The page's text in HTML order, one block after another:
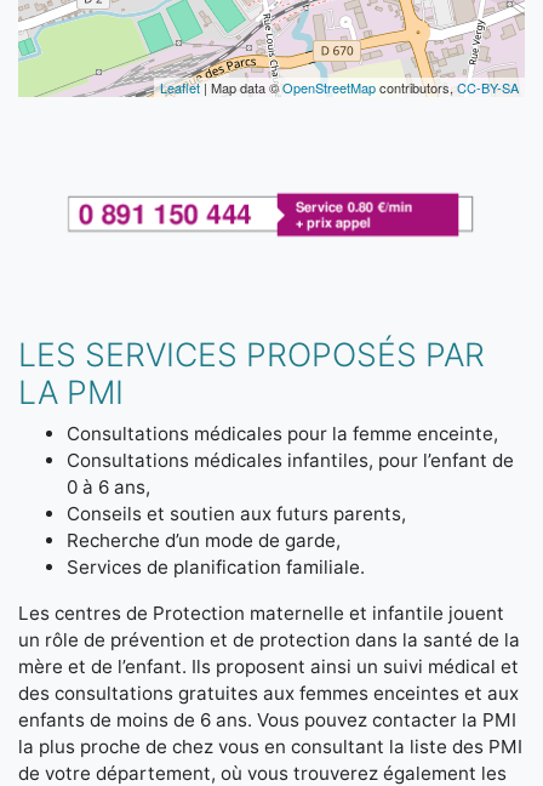
Leaflet| Map data ©OpenStreetMapcontributors, CC-BY-SA
LES SERVICES PROPOSÉS PAR
LA PMI
Consultations médicales pour la femme enceinte,
Consultations médicales infantiles, pour l’enfant de
0 à 6 ans,
Conseils et soutien aux futurs parents,
Recherche d’un mode de garde,
Services de planification familiale.
Les centres de Protection maternelle et infantile jouent
un rôle de prévention et de protection dans la santé de la
mère et de l’enfant. Ils proposent ainsi un suivi médical et
des consultations gratuites aux femmes enceintes et aux
enfants de moins de 6 ans. Vous pouvez contacter la PMI
la plus proche de chez vous en consultant la liste des PMI
de votre département, où vous trouverez également les